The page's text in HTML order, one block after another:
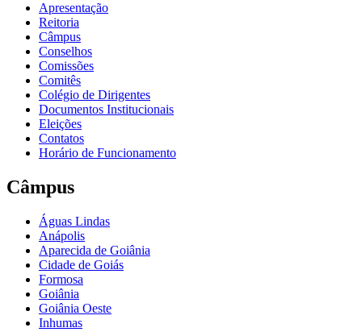
Apresentação
Reitoria
Câmpus
Conselhos
Comissões
Comitês
Colégio de Dirigentes
Documentos Institucionais
Eleições
Contatos
Horário de Funcionamento
Câmpus
Águas Lindas
Anápolis
Aparecida de Goiânia
Cidade de Goiás
Formosa
Goiânia
Goiânia Oeste
Inhumas